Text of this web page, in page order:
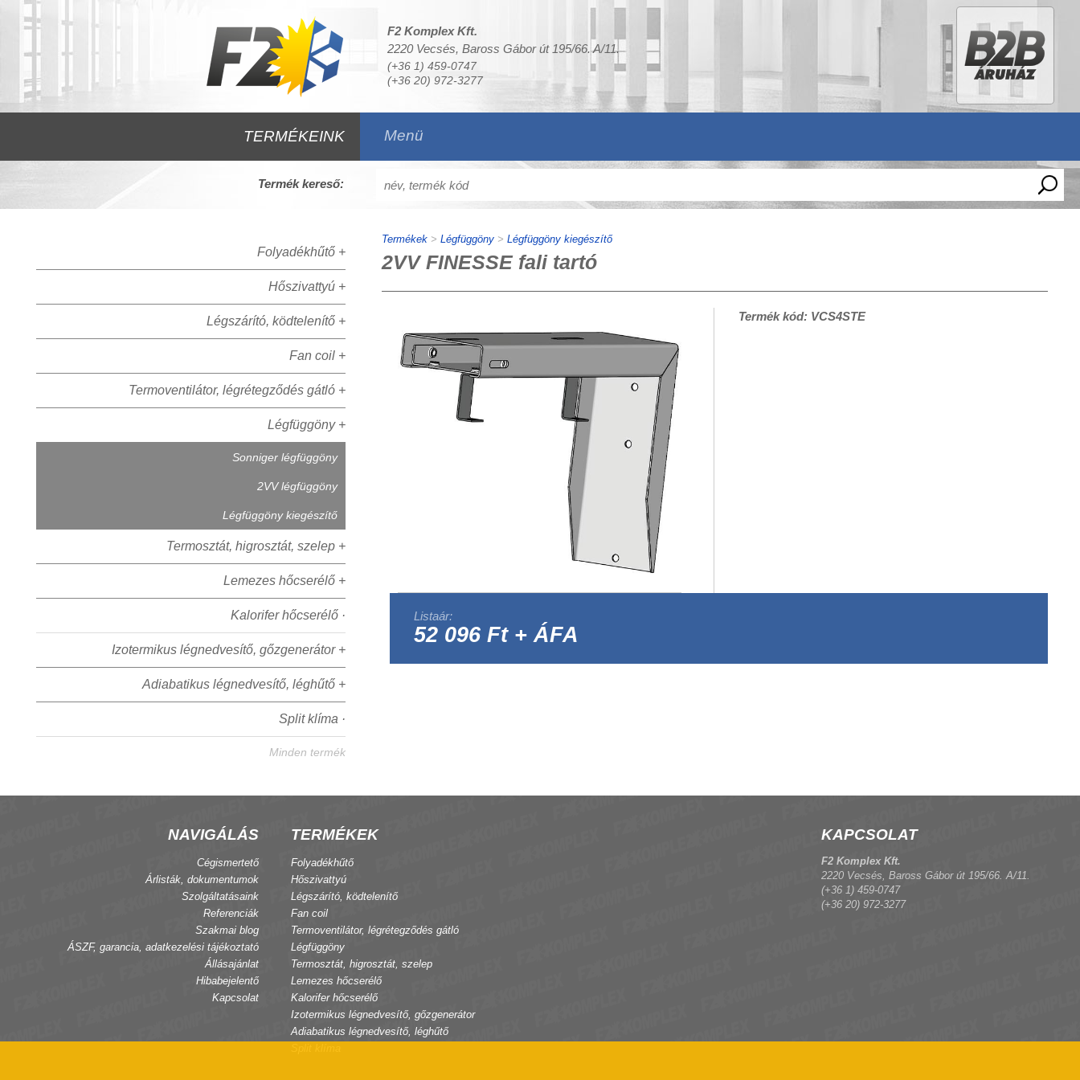
F2 Komplex Kft.
2220 Vecsés, Baross Gábor út 195/66. A/11.
(+36 1) 459-0747
(+36 20) 972-3277
TERMÉKEINK Menü
Termék kereső:
Folyadékhűtő +
Hőszivattyú +
Légszárító, ködtelenítő +
Fan coil +
Termoventilátor, légrétegződés gátló +
Légfüggöny +
Sonniger légfüggöny
2VV légfüggöny
Légfüggöny kiegészítő
Termosztát, higrosztát, szelep +
Lemezes hőcserélő +
Kalorifer hőcserélő ·
Izotermikus légnedvesítő, gőzgenerátor +
Adiabatikus légnedvesítő, léghűtő +
Split klíma ·
Minden termék
Termékek> Légfüggöny> Légfüggöny kiegészítő
2VV FINESSE fali tartó
Termék kód: VCS4STE
Listaár:
52 096 Ft + ÁFA
NAVIGÁLÁS
Cégismertető
Árlisták, dokumentumok
Szolgáltatásaink
Referenciák
Szakmai blog
ÁSZF, garancia, adatkezelési tájékoztató
Állásajánlat
Hibabejelentő
Kapcsolat
TERMÉKEK
Folyadékhűtő
Hőszivattyú
Légszárító, ködtelenítő
Fan coil
Termoventilátor, légrétegződés gátló
Légfüggöny
Termosztát, higrosztát, szelep
Lemezes hőcserélő
Kalorifer hőcserélő
Izotermikus légnedvesítő, gőzgenerátor
Adiabatikus légnedvesítő, léghűtő
KAPCSOLAT
F2 Komplex Kft.
2220 Vecsés, Baross Gábor út 195/66. A/11.
(+36 1) 459-0747
(+36 20) 972-3277